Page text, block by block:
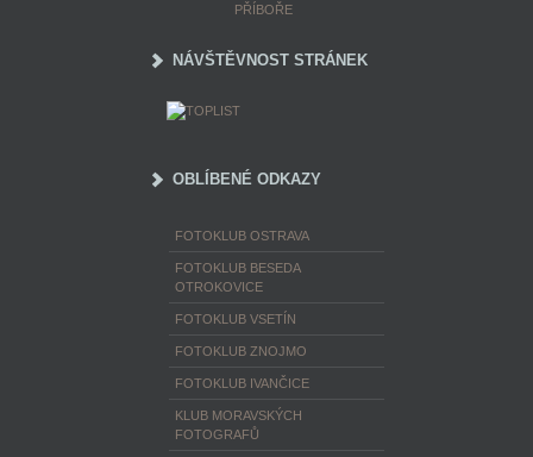
PŘÍBOŘE
NÁVŠTĚVNOST STRÁNEK
OBLÍBENÉ ODKAZY
FOTOKLUB OSTRAVA
FOTOKLUB BESEDA
OTROKOVICE
FOTOKLUB VSETÍN
FOTOKLUB ZNOJMO
FOTOKLUB IVANČICE
KLUB MORAVSKÝCH
FOTOGRAFŮ